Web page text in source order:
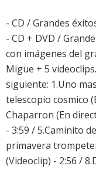
- CD / Grandes
- CD + DVD /
con imágenes del
Migue + 5
siguiente: 1.Uno
telescopio cosmico
Chaparron (En
- 3:59 / 5.Caminito
primavera
(Videoclip) - 2:56 /